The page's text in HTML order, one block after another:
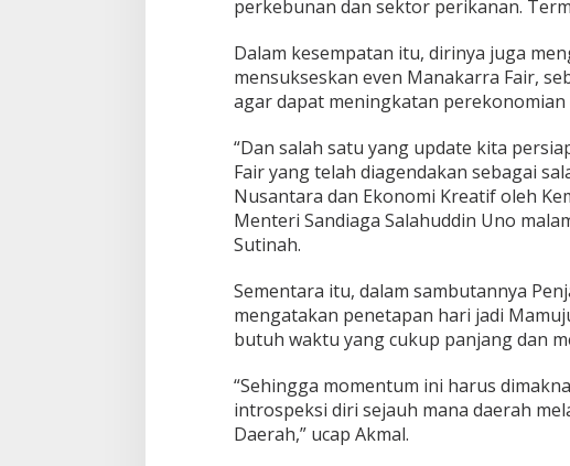
perkebunan dan sektor perikanan.
Dalam kesempatan itu, dirinya juga
mensukseskan even Manakarra Fair,
agar dapat meningkatan perekonomian
“Dan salah satu yang update kita
Fair yang telah diagendakan sebagai
Nusantara dan Ekonomi Kreatif oleh
Menteri Sandiaga Salahuddin Uno
Sutinah.
Sementara itu, dalam sambutannya
mengatakan penetapan hari jadi
butuh waktu yang cukup panjang dan
“Sehingga momentum ini harus
introspeksi diri sejauh mana daerah
Daerah,” ucap Akmal.